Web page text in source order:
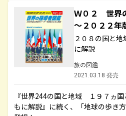
Ｗ０２ 世界
～２０２２年
２０８の国と
に解説
旅の図鑑
2021.03.18 発売
『世界244の国と地域 １９７ヵ
もに解説』に続く、「地球の歩き